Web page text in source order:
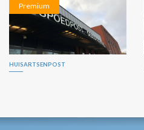
Premium
HUISARTSENPOST